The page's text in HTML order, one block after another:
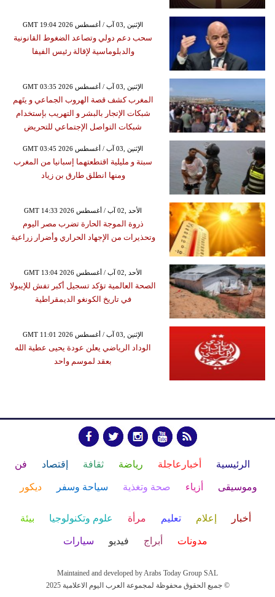
GMT 19:04 2026 الإثنين ,03 آب / أغسطس
سحب دعم دولي وتصاعد الضغوط القانونية
والدبلوماسية لإقالة رئيس الفيفا
GMT 03:35 2026 الإثنين ,03 آب / أغسطس
المغرب كشف قصة الهروب الجماعي و يتَهم
شبكات الإتجار بالبشر و التهريب بإستخدام
شبكات التواصل الإجتماعي للتحريض
GMT 03:45 2026 الإثنين ,03 آب / أغسطس
سبتة و مليلية اقتطعتهما إسبانيا من المغرب
ومنها انطلق طارق بن زياد
GMT 14:33 2026 الأحد ,02 آب / أغسطس
ذروة الموجة الحارة تضرب مصر اليوم
وتحذيرات من الإجهاد الحراري وأضرار زراعية
GMT 13:04 2026 الأحد ,02 آب / أغسطس
الصحة العالمية تؤكد تسجيل أكبر تفش للإيبولا
في تاريخ الكونغو الديمقراطية
GMT 11:01 2026 الإثنين ,03 آب / أغسطس
الوداد الرياضي يعلن عودة يحيى عطية الله
بعقد لموسم واحد
الرئيسية أخبارعاجلة رياضة ثقافة إقتصاد فن
وموسيقى أزياء صحة وتغذية سياحة وسفر ديكور
أخبار إعلام تعليم مرأة علوم وتكنولوجيا بيئة
مدونات أبراج فيديو سيارات
Maintained and developed by Arabs Today Group SAL
جميع الحقوق محفوظة لمجموعة العرب اليوم الاعلامية 2025 ©